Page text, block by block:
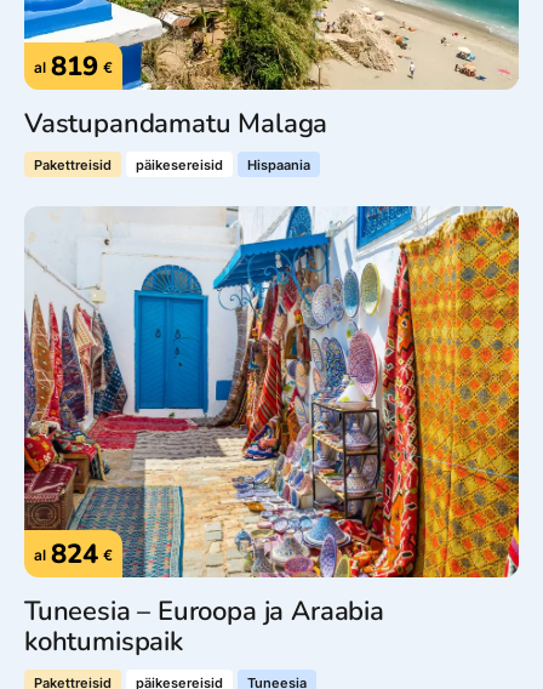
al 819 €
Vastupandamatu Malaga
Pakettreisid päikesereisid Hispaania
al 824 €
Tuneesia – Euroopa ja Araabia
kohtumispaik
Pakettreisid päikesereisid Tuneesia